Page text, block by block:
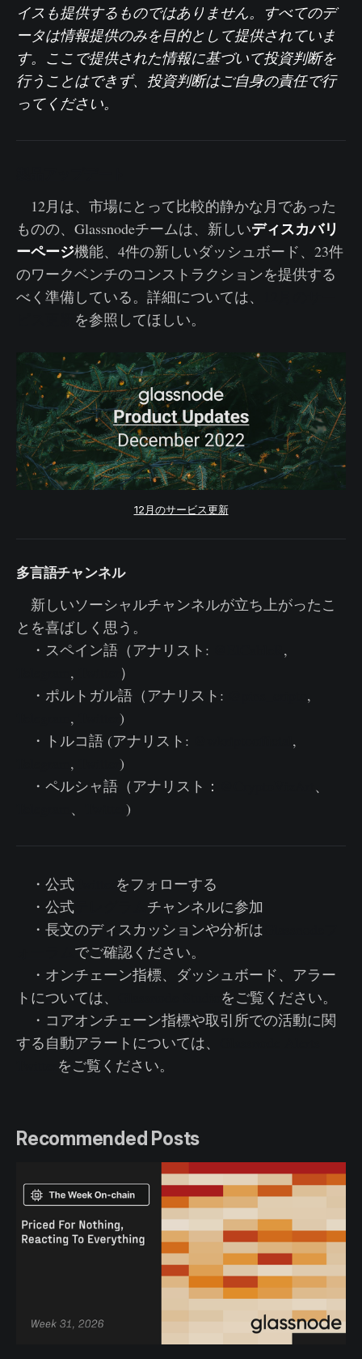
イスも提供するものではありません。すべてのデ
ータは情報提供のみを目的として提供されていま
す。ここで提供された情報に基づいて投資判断を
行うことはできず、投資判断はご自身の責任で行
ってください。
12月は、市場にとって比較的静かな月であった
ものの、Glassnodeチームは、新しいディスカバリ
ーページ機能、4件の新しいダッシュボード、23件
のワークベンチのコンストラクションを提供する
べく準備している。詳細については、
を参照してほしい。
12月のサービス更新
多言語チャンネル
新しいソーシャルチャンネルが立ち上がったこ
とを喜ばしく思う。
・スペイン語（アナリスト:
,
,
）
・ポルトガル語（アナリスト:
,
,
)
・トルコ語 (アナリスト:
,
,
)
・ペルシャ語（アナリスト：
、
、 )
・公式
をフォローする
・公式
チャンネルに参加
・長文のディスカッションや分析は
でご確認ください。
・オンチェーン指標、ダッシュボード、アラー
トについては、
をご覧ください。
・コアオンチェーン指標や取引所での活動に関
する自動アラートについては、
をご覧ください。
Recommended Posts